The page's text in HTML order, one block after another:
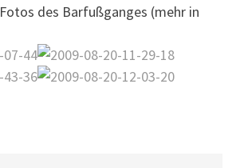
des Barfußganges (mehr in